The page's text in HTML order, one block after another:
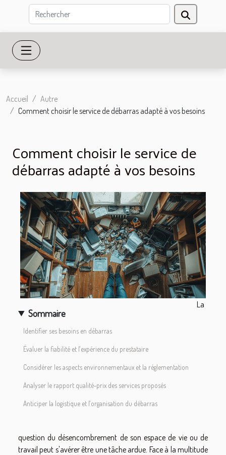
Accueil
Autre
Comment choisir le service de débarras adapté à vos besoins
Comment choisir le service de
débarras adapté à vos besoins
Sommaire
Identifier ses besoins en débarras
Évaluer la fiabilité et l'expérience du prestataire
Considérer les aspects environnementaux et la réglementation
Analyser le rapport qualité-prix des services proposés
Anticiper la logistique et l'organisation du débarras
La
question du désencombrement de son espace de vie ou de
travail peut s'avérer être une tâche ardue. Face à la multitude